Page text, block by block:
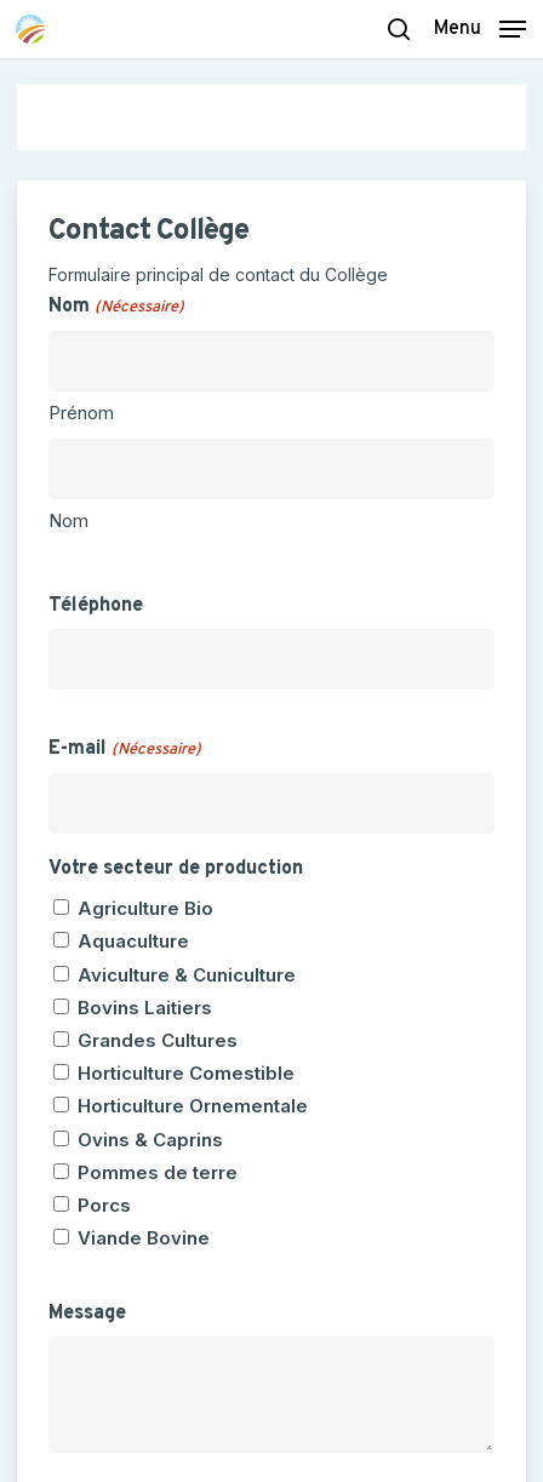
Skip
search
Menu
Contact Collège
Formulaire principal de contact du Collège
Nom (Nécessaire)
Prénom
Nom
Téléphone
E-mail (Nécessaire)
Votre secteur de production
Agriculture Bio
Aquaculture
Aviculture & Cuniculture
Bovins Laitiers
Grandes Cultures
Horticulture Comestible
Horticulture Ornementale
Ovins & Caprins
Pommes de terre
Porcs
Viande Bovine
Message